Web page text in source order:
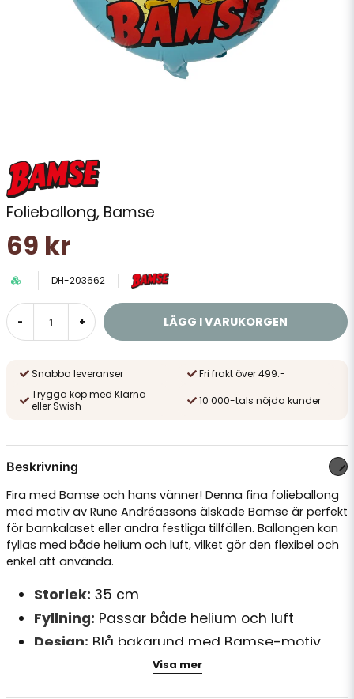
Folieballong, Bamse
69 kr
DH-203662
- + LÄGG I VARUKORGEN
Snabba leveranser
Fri frakt över 499:-
Trygga köp med Klarna
eller Swish
10 000-tals nöjda kunder
Beskrivning
Fira med Bamse och hans vänner! Denna fina folieballong
med motiv av Rune Andréassons älskade Bamse är perfekt
för barnkalaset eller andra festliga tillfällen. Ballongen kan
fyllas med både helium och luft, vilket gör den flexibel och
enkel att använda.
Storlek: 35 cm
Fyllning: Passar både helium och luft
Design: Blå bakgrund med Bamse-motiv
Bamse-kalas, barnfester och
Visa mer